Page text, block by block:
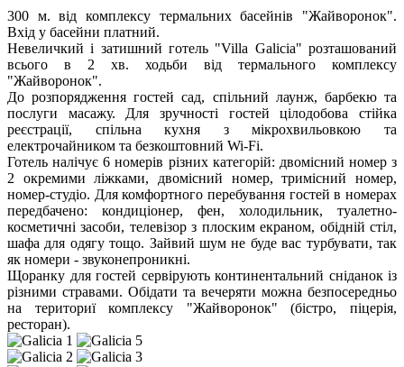
300 м. від комплексу термальних басейнів "Жайворонок".
Вхід у басейни платний.
Невеличкий і затишний готель "Villa Galicia" розташований
всього в 2 хв. ходьби від термального комплексу
"Жайворонок".
До розпорядження гостей сад, спільний лаунж, барбекю та
послуги масажу. Для зручності гостей цілодобова стійка
реєстрації, спільна кухня з мікрохвильовкою та
електрочайником та безкоштовний Wi-Fi.
Готель налічує 6 номерів різних категорій: двомісний номер з
2 окремими ліжками, двомісний номер, тримісний номер,
номер-студіо. Для комфортного перебування гостей в номерах
передбачено: кондиціонер, фен, холодильник, туалетно-
косметичні засоби, телевізор з плоским екраном, обідній стіл,
шафа для одягу тощо. Зайвий шум не буде вас турбувати, так
як номери - звуконепроникні.
Щоранку для гостей сервірують континентальний сніданок із
різними стравами. Обідати та вечеряти можна безпосередньо
на териториї комплексу "Жайворонок" (бістро, піцерія,
ресторан).